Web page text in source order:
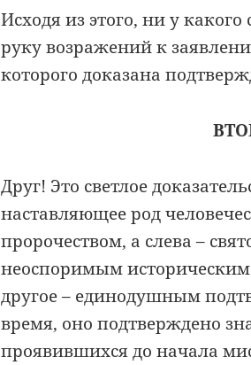
Исходя из этого, ни у
руку возражений к
которого доказана
Друг! Это светлое
наставляющее род
пророчеством, а слева –
неоспоримым
другое – единодушным
время, оно подтверждено
проявившихся до начала